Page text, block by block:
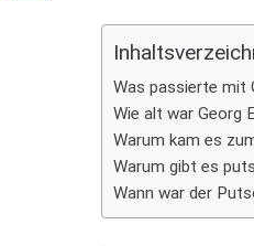
Was passierte mit
Wie alt war Georg
Warum kam es
Warum gibt es
Wann war der